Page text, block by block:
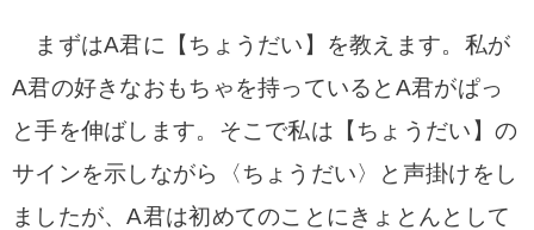
まずはA君に【ちょうだい】を教えます。私が
A君の好きなおもちゃを持っているとA君がぱっ
と手を伸ばします。そこで私は【ちょうだい】の
サインを示しながら〈ちょうだい〉と声掛けをし
ましたが、A君は初めてのことにきょとんとして